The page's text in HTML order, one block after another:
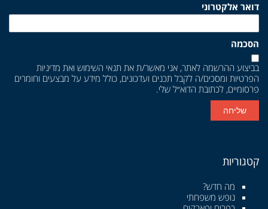
דואר אלקטרוני
הסכמה
בביצוע ההרשמה לאתר, אני מאשר/ת את תנאי השימוש ואת מדיניות
הפרטיות ומסכים/ה לקבל תכנים ועדכונים, כולל מידע על מבצעים וחומרים
פרסומיים, לכתובת הדוא״ל שלי.
שליחה
קטגוריות
מה חדש?
נופש משפחתי